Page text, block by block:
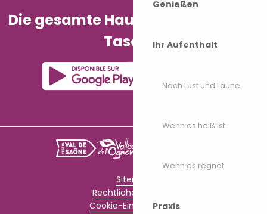
Genießen
Ihr Aufenthalt
Nach Lust und Laune
Wenn es heiß ist
Wenn es regnet
Praxis
Die gesamte Haute-Saône in Ihrer
Tasche!
Sitemap
Rechtliche Hinweise
Cookie-Einstellungen